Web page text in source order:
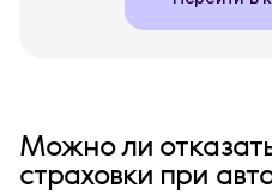
Можно ли
страховки при